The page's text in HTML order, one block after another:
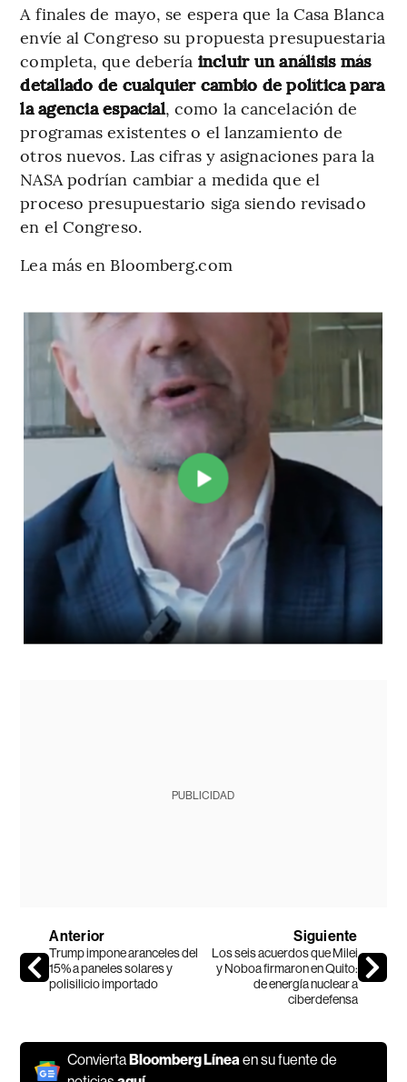
A finales de mayo, se espera que la Casa Blanca
envíe al Congreso su propuesta presupuestaria
completa, que debería incluir un análisis más
detallado de cualquier cambio de política para
la agencia espacial, como la cancelación de
programas existentes o el lanzamiento de
otros nuevos. Las cifras y asignaciones para la
NASA podrían cambiar a medida que el
proceso presupuestario siga siendo revisado
en el Congreso.
Lea más en Bloomberg.com
PUBLICIDAD
Anterior
Trump impone aranceles del
15% a paneles solares y
polisilicio importado
Siguiente
Los seis acuerdos que Milei
y Noboa firmaron en Quito:
de energía nuclear a
ciberdefensa
ConviertaBloomberg Líneaen su fuente de